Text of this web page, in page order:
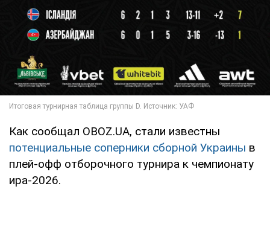
Как сообщал OBOZ.UA, стали известны
потенциальные соперники сборной Украины в
плей-офф отборочного турнира к чемпионату
ира-2026.